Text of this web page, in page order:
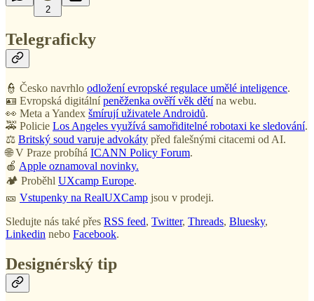
2
Telegraficky
👮 Česko navrhlo odložení evropské regulace umělé inteligence.
🪪 Evropská digitálnípeněženka ověří věk dětína webu.
👀 Meta a Yandex šmírují uživatele Androidů.
🚕 Policie Los Angeles využívá samořiditelné robotaxi ke sledování.
⚖️ Britský soud varuje advokáty před falešnými citacemi od AI.
🌐 V Praze probíhá ICANN Policy Forum.
🍎 Apple oznamoval novinky.
🏕️ Proběhl UXcamp Europe.
🎫 Vstupenky na RealUXCamp jsou v prodeji.
Sledujte nás také přes RSS feed, Twitter, Threads, Bluesky,
Linkedin nebo Facebook.
Designérský tip